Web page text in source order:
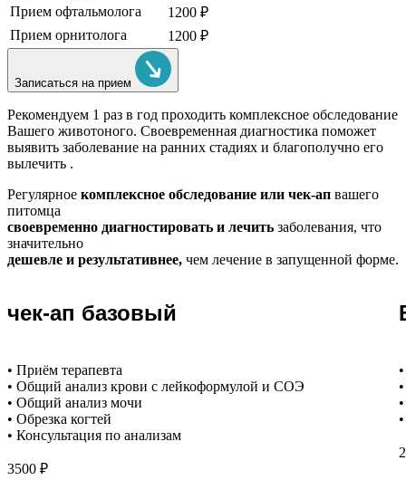
Прием офтальмолога
1200 ₽
Прием орнитолога
1200 ₽
Записаться на прием
Рекомендуем 1 раз в год проходить комплексное обследование
Вашего животоного. Своевременная диагностика поможет
выявить заболевание на ранних стадиях и благополучно его
вылечить .
Регулярное комплексное обследование или чек-ап вашего
питомца
своевременно диагностировать и лечить заболевания, что
значительно
дешевле и результативнее, чем лечение в запущенной форме.
чек-ап базовый
• Приём терапевта
• Общий анализ крови с лейкоформулой и СОЭ
• Общий анализ мочи
• Обрезка когтей
• Консультация по анализам
3500 ₽